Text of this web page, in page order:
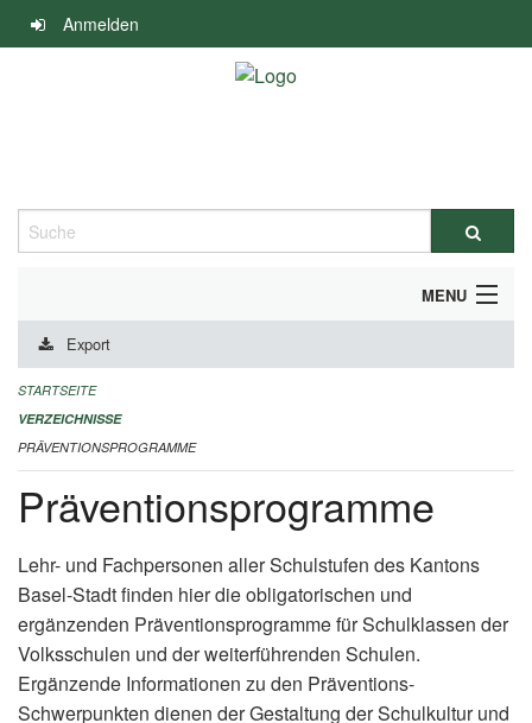
Navigation
überspringen
Anmelden
Suche
MENU
DURCHFÜHRUNG UND FINANZIERUNG
IMPRESSUM
Export
STARTSEITE
VERZEICHNISSE
PRÄVENTIONSPROGRAMME
Präventionsprogramme
Lehr- und Fachpersonen aller Schulstufen des Kantons
Basel-Stadt finden hier die obligatorischen und
ergänzenden Präventionsprogramme für Schulklassen der
Volksschulen und der weiterführenden Schulen.
Ergänzende Informationen zu den Präventions-
Schwerpunkten dienen der Gestaltung der Schulkultur und